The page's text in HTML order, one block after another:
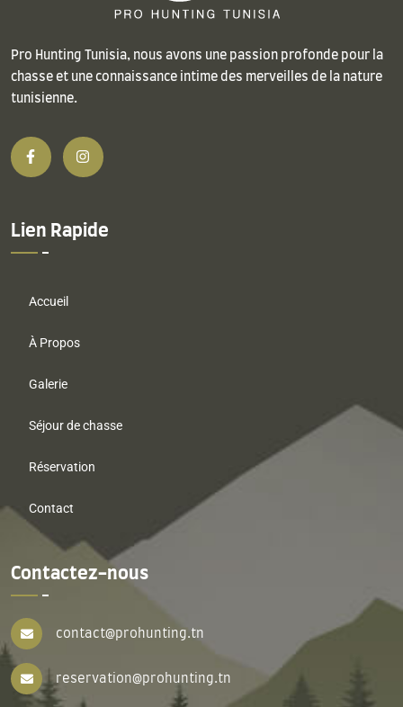
Pro Hunting Tunisia, nous avons une passion profonde pour la
chasse et une connaissance intime des merveilles de la nature
tunisienne.
Lien Rapide
Accueil
À Propos
Galerie
Séjour de chasse
Réservation
Contact
Contactez-nous
contact@prohunting.tn
reservation@prohunting.tn